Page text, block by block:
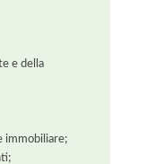
e della
immobiliare;